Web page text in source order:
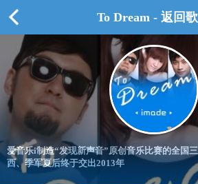
To Dream - 返回
爱音乐i制造“发现新声音”原创音乐比赛的全国
西、季军夏后终于交出2013年